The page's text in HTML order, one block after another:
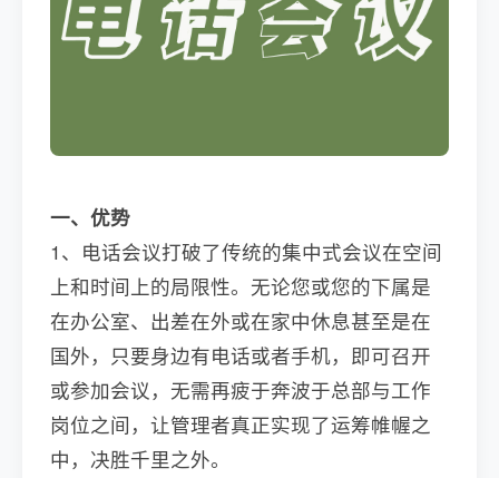
一、优势
1、电话会议打破了传统的集中式会议在空间
上和时间上的局限性。无论您或您的下属是
在办公室、出差在外或在家中休息甚至是在
国外，只要身边有电话或者手机，即可召开
或参加会议，无需再疲于奔波于总部与工作
岗位之间，让管理者真正实现了运筹帷幄之
中，决胜千里之外。